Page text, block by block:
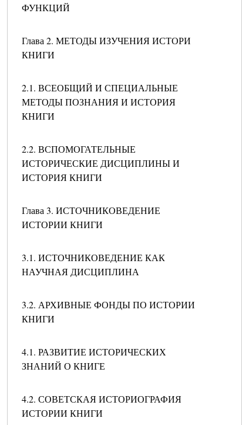
ФУНКЦИЙ
Глава 2. МЕТОДЫ ИЗУЧЕНИЯ ИСТОРИ
КНИГИ
2.1. ВСЕОБЩИЙ И СПЕЦИАЛЬНЫЕ
МЕТОДЫ ПОЗНАНИЯ И ИСТОРИЯ
КНИГИ
2.2. ВСПОМОГАТЕЛЬНЫЕ
ИСТОРИЧЕСКИЕ ДИСЦИПЛИНЫ И
ИСТОРИЯ КНИГИ
Глава 3. ИСТОЧНИКОВЕДЕНИЕ
ИСТОРИИ КНИГИ
3.1. ИСТОЧНИКОВЕДЕНИЕ КАК
НАУЧНАЯ ДИСЦИПЛИНА
3.2. АРХИВНЫЕ ФОНДЫ ПО ИСТОРИИ
КНИГИ
4.1. РАЗВИТИЕ ИСТОРИЧЕСКИХ
ЗНАНИЙ О КНИГЕ
4.2. СОВЕТСКАЯ ИСТОРИОГРАФИЯ
ИСТОРИИ КНИГИ